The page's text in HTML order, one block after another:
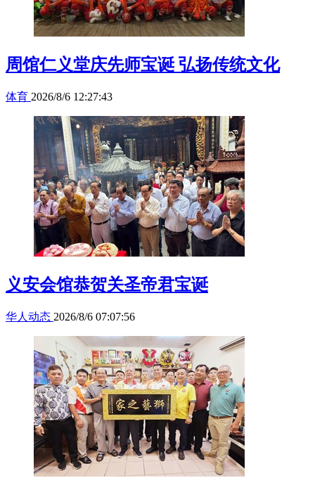
周馆仁义堂庆先师宝诞 弘扬传统文化
体育 2026/8/6 12:27:43
义安会馆恭贺关圣帝君宝诞
华人动态 2026/8/6 07:07:56